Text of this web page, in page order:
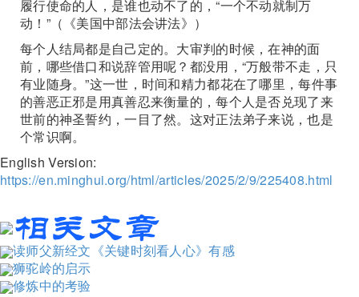
履行使命的人，是谁也动不了的，“一个不动就制万
动！”（《美国中部法会讲法》）
每个人结局都是自己定的。大审判的时候，在神的面
前，哪些借口和说辞管用呢？都没用，“万般带不走，只
有业随身。”这一世，时间和精力都花在了哪里，每件事
的善恶正邪是用真善忍来衡量的，每个人是否兑现了来
世前的神圣誓约，一目了然。这对正法弟子来说，也是
个常识啊。
English Version:
https://en.minghui.org/html/articles/2025/2/9/225408.html
读师父新经文《关键时刻看人心》有感
狮驼岭的启示
修炼中的考验